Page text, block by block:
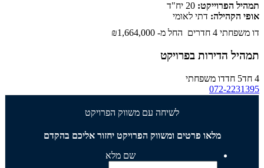
תמהיל הפרוייקט:
אופי הקהילה: דתי לאומי
דו משפחתי 4 חדרים החל מ-
₪1,664,000
תמהיל הדירות בפרויקט
4 חד 5 חד
דו משפחתי
072-2231395
לשיחה עם משווק הפרויקט
מלאו פרטים ומשווק הפרויקט יחזור אליכם בהקדם
שם מלא